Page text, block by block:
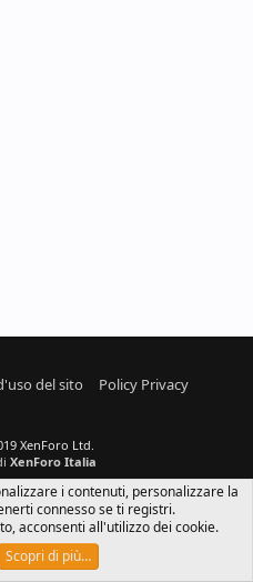
del sito
Policy Privacy
XenForo Ltd.
XenForo Italia
i contenuti, personalizzare la
connesso se ti registri.
acconsenti all'utilizzo dei cookie.
Scopri di più…